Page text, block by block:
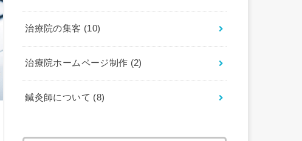
治療院の集客 (10)
治療院ホームページ制作 (2)
鍼灸師について (8)